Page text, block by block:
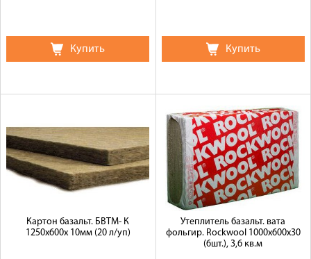
Купить Купить
Картон базальт. БВТМ- К
1250х600х 10мм (20 л/уп)
Утеплитель базальт. вата
фольгир. Rockwool 1000х600х30
(6шт.), 3,6 кв.м